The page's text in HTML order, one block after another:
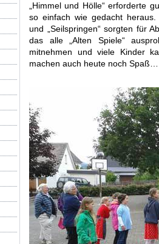
„Himmel und Hölle“ erforderte
so einfach wie gedacht heraus.
und „Seilspringen“ sorgten für
das alle „Alten Spiele“
mitnehmen und viele Kinder
machen auch heute noch